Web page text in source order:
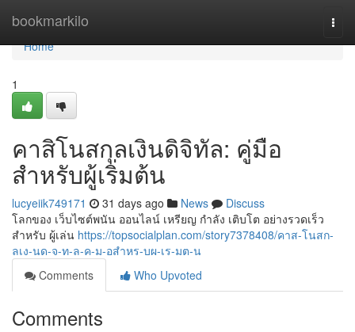
bookmarkilo
Home
Home
1
คาสิโนสกุลเงินดิจิทัล: คู่มือ
สำหรับผู้เริ่มต้น
lucyeiik749171 31 days ago News
Discuss
โลกของ เว็บไซต์พนัน ออนไลน์ เหรียญ กำลัง เติบโต อย่างรวดเร็ว
สำหรับ ผู้เล่น https://topsocialplan.com/story7378408/คาส-โนสก-
ลเง-นด-จ-ท-ล-ค-ม-อสำหร-บผ-เร-มต-น
Comments
Who Upvoted
Comments